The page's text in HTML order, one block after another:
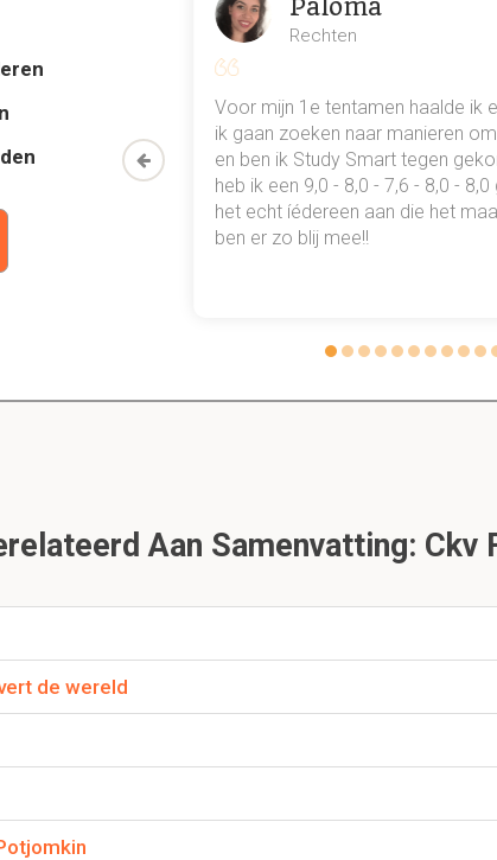
tot WO1 de meeste films
altijd
zijn eerste bioscoop?
2.2 primitieve filmstijl
wordt geen diepte getoond. Acteurs lopen in/uit het beeld,
naar een theaterstuk in een lijsttoneel zit te kijken.
in?
keren wordt vertoond vanuit verschillende perspectieven.
heel
Paloma
Rechten
Voor mijn 1e tentamen haalde ik
ik gaan zoeken naar manieren
en ben ik Study Smart tegen
heb ik een 9,0 - 8,0 - 7,6 - 8,0 -
het echt íédereen aan die het
ben er zo blij mee!!
Aan Samenvatting: Ckv
de wereld